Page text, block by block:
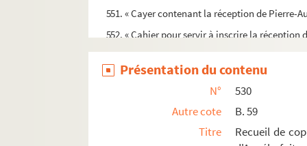
551. « Cayer contenant la réception de Pierre-
552. « Cahier pour servir à inscrire la
553. Brillouin. Recueil
554. « Papier sansif des sans et rantes de la
555. « Le parfait unisseur ou l'art de thuiler les
Présentation du contenu
N°
530
Autre cote
B. 59
Titre
Recueil de